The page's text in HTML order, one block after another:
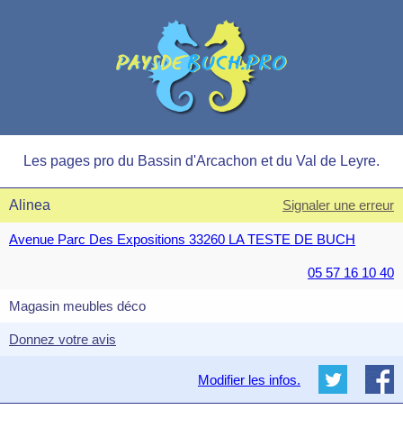
Les pages pro du Bassin d'Arcachon et du Val de Leyre.
Alinea Signaler une erreur
Avenue Parc Des Expositions 33260 LA TESTE DE BUCH
05 57 16 10 40
Magasin meubles déco
Donnez votre avis
Modifier les infos.